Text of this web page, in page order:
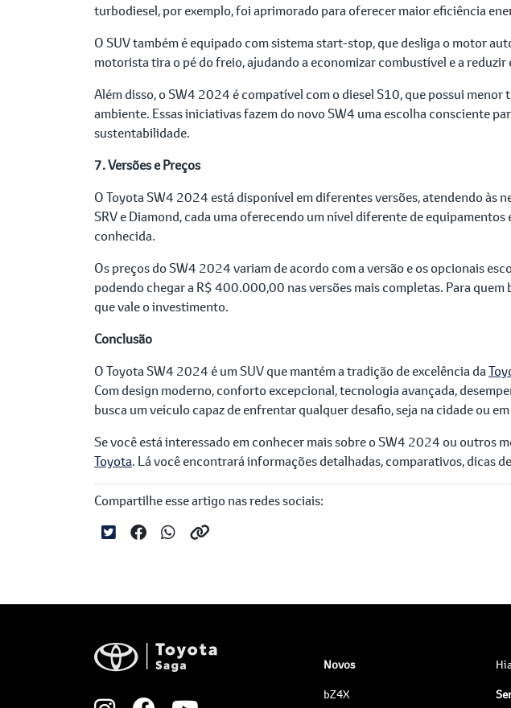
turbodiesel, por exemplo, foi aprimorado para oferecer maior eficiência
O SUV também é equipado com sistema start-stop, que desliga o motor
motorista tira o pé do freio, ajudando a economizar combustível e a reduzir
Além disso, o SW4 2024 é compatível com o diesel S10, que possui
ambiente. Essas iniciativas fazem do novo SW4 uma escolha consciente
sustentabilidade.
7. Versões e Preços
O Toyota SW4 2024 está disponível em diferentes versões, atendendo às
SRV e Diamond, cada uma oferecendo um nível diferente de
conhecida.
Os preços do SW4 2024 variam de acordo com a versão e os opcionais
podendo chegar a R$ 400.000,00 nas versões mais completas. Para
que vale o investimento.
Conclusão
O Toyota SW4 2024 é um SUV que mantém a tradição de excelência da
Com design moderno, conforto excepcional, tecnologia avançada,
busca um veículo capaz de enfrentar qualquer desafio, seja na cidade ou
Se você está interessado em conhecer mais sobre o SW4 2024 ou outros
Toyota. Lá você encontrará informações detalhadas, comparativos, dicas
Compartilhe esse artigo nas redes sociais:
Novos
bZ4X